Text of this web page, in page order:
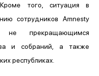
Кроме того, ситуация в
сотрудников Amnesty
не прекращающимся
и собраний, а также
республиках.